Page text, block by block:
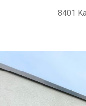
8401